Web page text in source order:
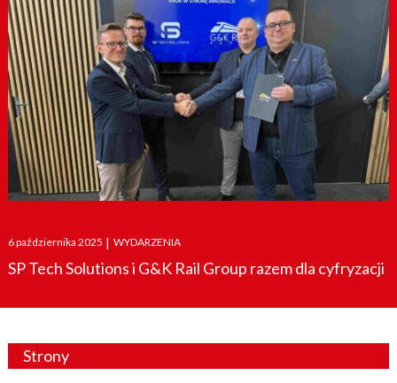
Posted
on
6 października 2025 | WYDARZENIA
SP Tech Solutions i G&K Rail Group razem dla cyfryzacji
Strony